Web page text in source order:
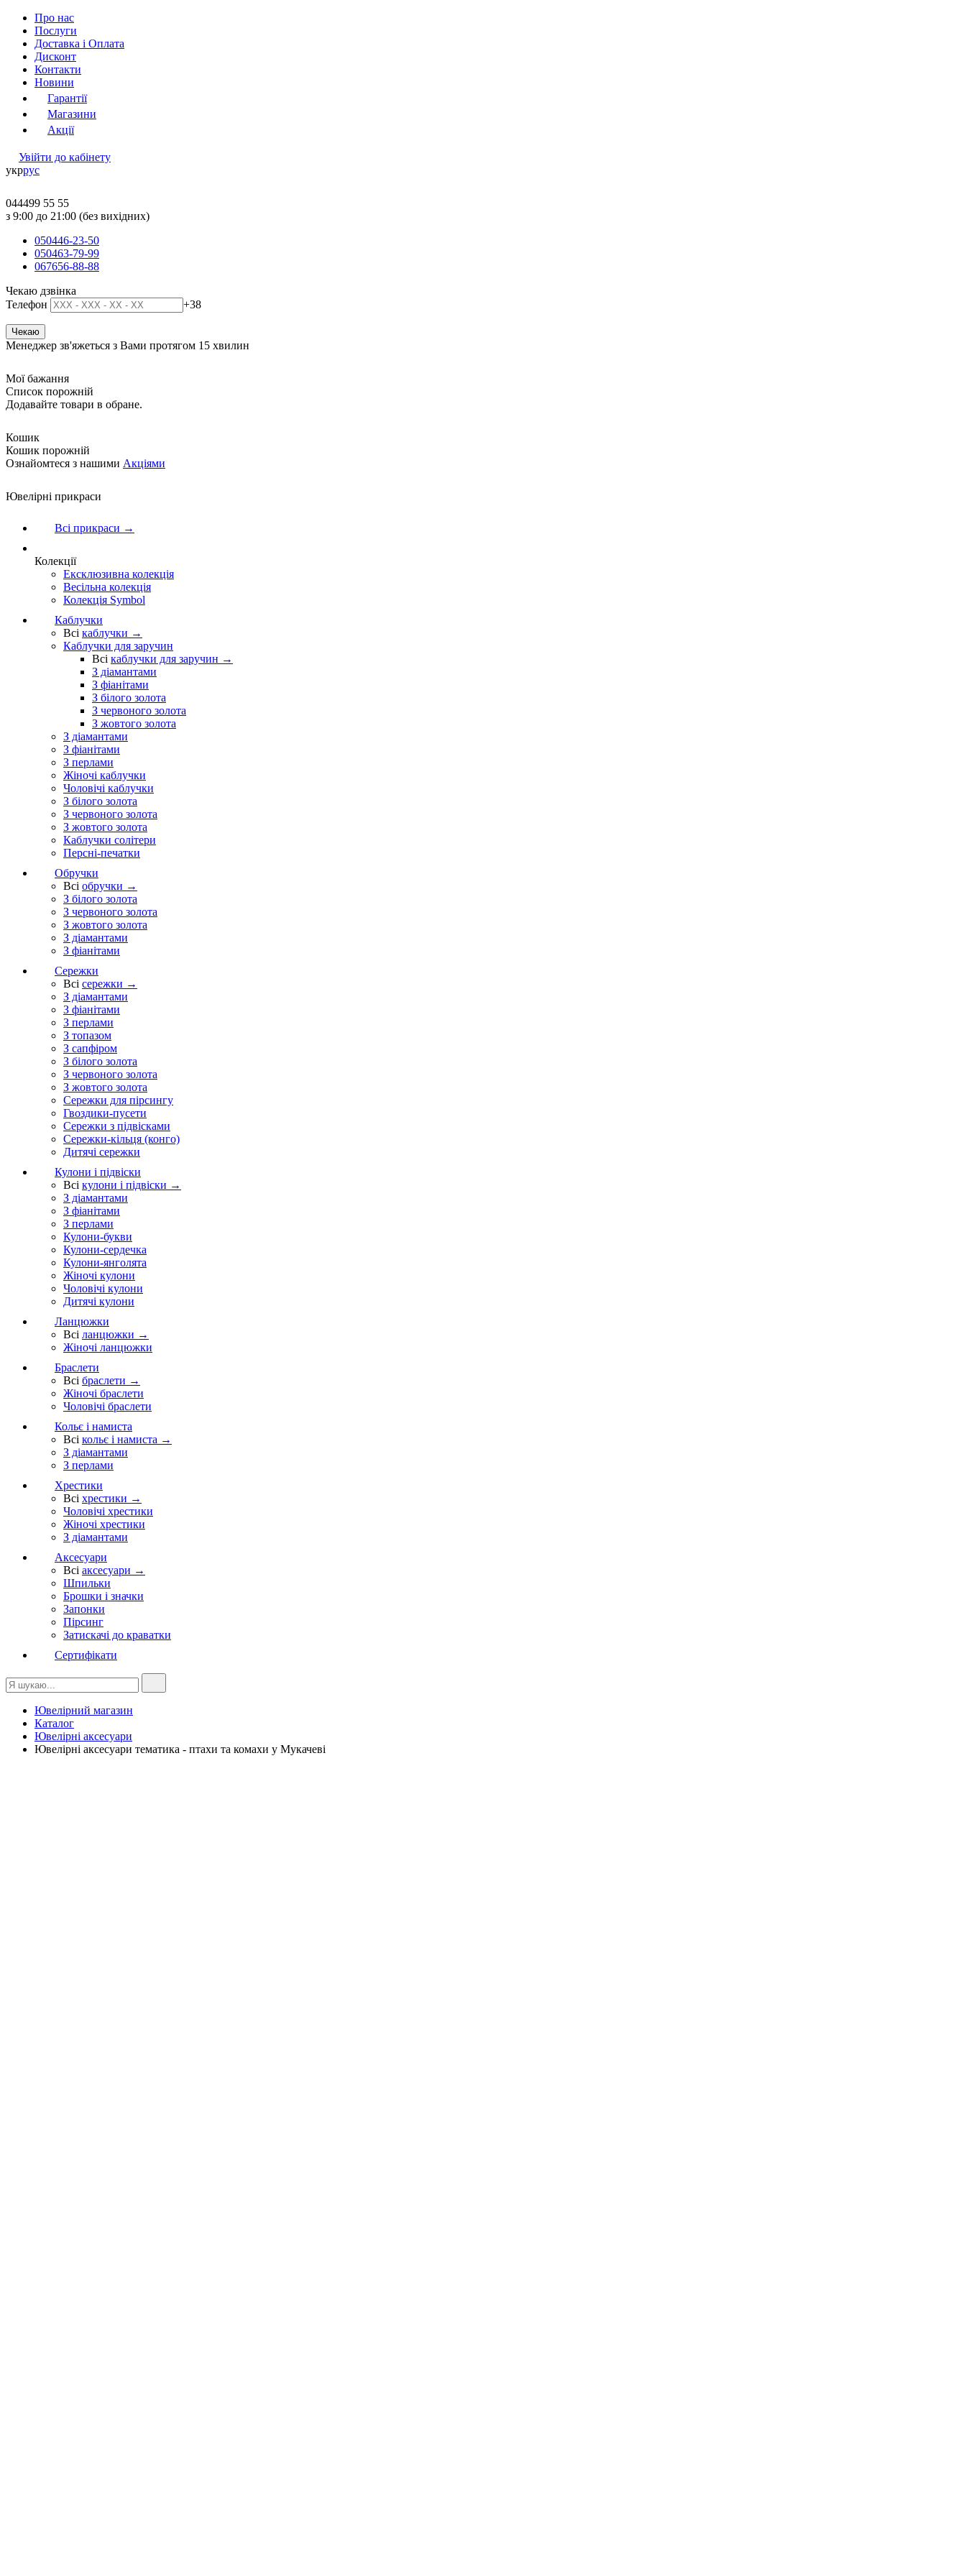
Про нас
Послуги
Доставка і Оплата
Дисконт
Контакти
Новини
Гарантії
Магазини
Акції
Увійти до кабінету
укррус
044499 55 55
з 9:00 до 21:00 (без вихідних)
050446-23-50
050463-79-99
067656-88-88
Чекаю дзвінка
Телефон
+38
Менеджер зв'яжеться з Вами протягом 15 хвилин
Мої бажання
Список порожній
Додавайте товари в обране.
Кошик
Кошик порожній
Ознайомтеся з нашими Акціями
Ювелірні прикраси
Всі прикраси →
Колекції
Ексклюзивна колекція
Весільна колекція
Колекція Symbol
Каблучки
Всі каблучки →
Каблучки для заручин
Всі каблучки для заручин →
З діамантами
З фіанітами
З білого золота
З червоного золота
З жовтого золота
З діамантами
З фіанітами
З перлами
Жіночі каблучки
Чоловічі каблучки
З білого золота
З червоного золота
З жовтого золота
Каблучки солітери
Персні-печатки
Обручки
Всі обручки →
З білого золота
З червоного золота
З жовтого золота
З діамантами
З фіанітами
Сережки
Всі сережки →
З діамантами
З фіанітами
З перлами
З топазом
З сапфіром
З білого золота
З червоного золота
З жовтого золота
Сережки для пірсингу
Гвоздики-пусети
Сережки з підвісками
Сережки-кільця (конго)
Дитячі сережки
Кулони і підвіски
Всі кулони і підвіски →
З діамантами
З фіанітами
З перлами
Кулони-букви
Кулони-сердечка
Кулони-янголята
Жіночі кулони
Чоловічі кулони
Дитячі кулони
Ланцюжки
Всі ланцюжки →
Жіночі ланцюжки
Браслети
Всі браслети →
Жіночі браслети
Чоловічі браслети
Кольє і намиста
Всі кольє і намиста →
З діамантами
З перлами
Хрестики
Всі хрестики →
Чоловічі хрестики
Жіночі хрестики
З діамантами
Аксесуари
Всі аксесуари →
Шпильки
Брошки і значки
Запонки
Пірсинг
Затискачі до краватки
Сертифікати
Ювелірний магазин
Каталог
Ювелірні аксесуари
Ювелірні аксесуари тематика - птахи та комахи у Мукачеві